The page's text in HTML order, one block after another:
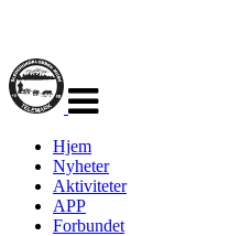
navigasjon
Hjem
Nyheter
Aktiviteter
APP
Forbundet